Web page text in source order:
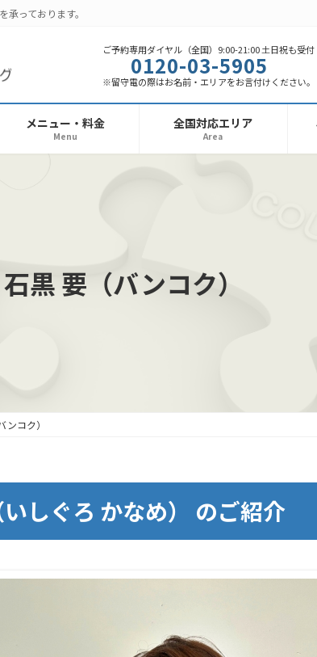
っております。
ご予約専用ダイヤル（全国）9:00-21:00 土日祝も受付
0120-03-5905
※留守電の際はお名前・エリアをお言付けください。
メニュー・料金
Menu
全国対応エリア
Area
石黒 要（バンコク）
ンコク）
しぐろ かなめ） のご紹介